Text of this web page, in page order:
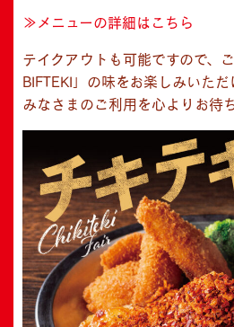
≫メニューの詳細はこちら
テイクアウトも可能ですので、
BIFTEKI」の味をお楽しみいた
みなさまのご利用を心よりお待